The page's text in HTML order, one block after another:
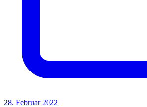
28. Februar 2022